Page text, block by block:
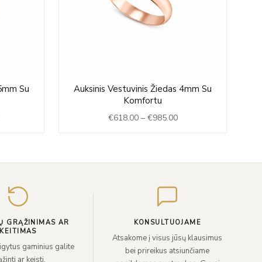
Su
Auksinis Vestuvinis Žiedas 4mm Su
Komfortu
€618.00 – €985.00
range:
through
GRĄŽINIMAS AR
KEITIMAS
gaminius galite
ar keisti.
KONSULTUOJAME
Atsakome į visus jūsų klausimus
bei prireikus atsiunčiame